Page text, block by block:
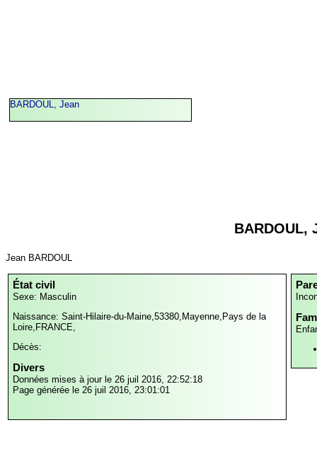
BARDOUL, Jean
BARDOUL,
Jean BARDOUL
État civil
Sexe: Masculin
Naissance: Saint-Hilaire-du-Maine,53380,Mayenne,Pays de la
Loire,FRANCE,
Décès:
Divers
Données mises à jour le 26 juil 2016, 22:52:18
Page générée le 26 juil 2016, 23:01:01